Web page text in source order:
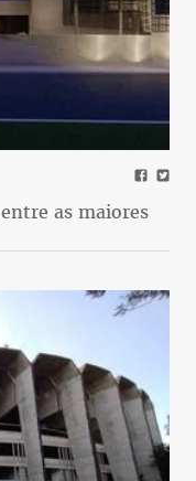
as maiores